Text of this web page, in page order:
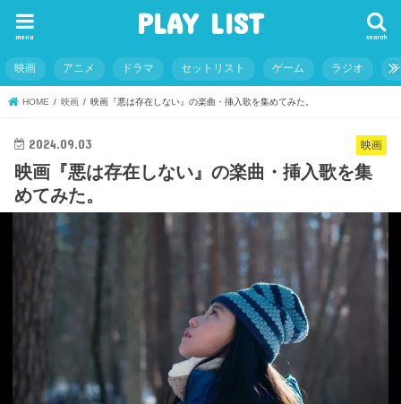
PLAY LIST search
menu
映画 アニメ ドラマ セットリスト ゲーム ラジオ
HOME 映画 映画『悪は存在しない』の楽曲・挿入歌を集めてみた。
映画
2024.09.03
映画『悪は存在しない』の楽曲・挿入歌を集
めてみた。